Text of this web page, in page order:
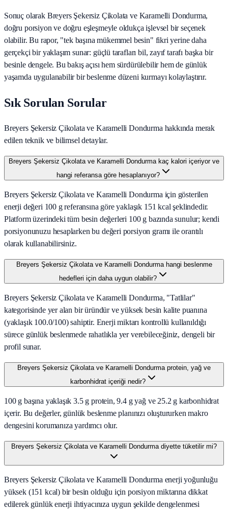
Sonuç olarak Breyers Şekersiz Çikolata ve Karamelli Dondurma,
doğru porsiyon ve doğru eşleşmeyle oldukça işlevsel bir seçenek
olabilir. Bu rapor, "tek başına mükemmel besin" fikri yerine daha
gerçekçi bir yaklaşım sunar: güçlü tarafları bil, zayıf tarafı başka bir
besinle dengele. Bu bakış açısı hem sürdürülebilir hem de günlük
yaşamda uygulanabilir bir beslenme düzeni kurmayı kolaylaştırır.
Sık Sorulan Sorular
Breyers Şekersiz Çikolata ve Karamelli Dondurma hakkında merak
edilen teknik ve bilimsel detaylar.
Breyers Şekersiz Çikolata ve Karamelli Dondurma kaç kalori içeriyor ve
hangi referansa göre hesaplanıyor?
Breyers Şekersiz Çikolata ve Karamelli Dondurma için gösterilen
enerji değeri 100 g referansına göre yaklaşık 151 kcal şeklindedir.
Platform üzerindeki tüm besin değerleri 100 g bazında sunulur; kendi
porsiyonunuzu hesaplarken bu değeri porsiyon gramı ile orantılı
olarak kullanabilirsiniz.
Breyers Şekersiz Çikolata ve Karamelli Dondurma hangi beslenme
hedefleri için daha uygun olabilir?
Breyers Şekersiz Çikolata ve Karamelli Dondurma, "Tatlilar"
kategorisinde yer alan bir üründür ve yüksek besin kalite puanına
(yaklaşık 100.0/100) sahiptir. Enerji miktarı kontrollü kullanıldığı
sürece günlük beslenmede rahatlıkla yer verebileceğiniz, dengeli bir
profil sunar.
Breyers Şekersiz Çikolata ve Karamelli Dondurma protein, yağ ve
karbonhidrat içeriği nedir?
100 g başına yaklaşık 3.5 g protein, 9.4 g yağ ve 25.2 g karbonhidrat
içerir. Bu değerler, günlük beslenme planınızı oluştururken makro
dengesini korumanıza yardımcı olur.
Breyers Şekersiz Çikolata ve Karamelli Dondurma diyette tüketilir mi?
Breyers Şekersiz Çikolata ve Karamelli Dondurma enerji yoğunluğu
yüksek (151 kcal) bir besin olduğu için porsiyon miktarına dikkat
edilerek günlük enerji ihtiyacınıza uygun şekilde dengelenmesi